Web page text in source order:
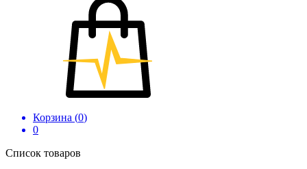
Корзина (0)
0
Список товаров